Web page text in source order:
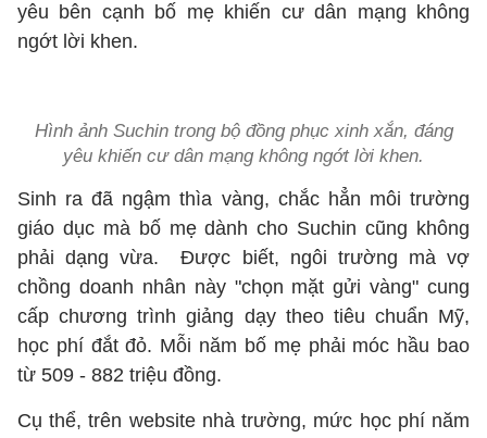
yêu bên cạnh bố mẹ khiến cư dân mạng không
ngớt lời khen.
Hình ảnh Suchin trong bộ đồng phục xinh xắn, đáng
yêu khiến cư dân mạng không ngớt lời khen.
Sinh ra đã ngậm thìa vàng, chắc hẳn môi trường
giáo dục mà bố mẹ dành cho Suchin cũng không
phải dạng vừa. Được biết, ngôi trường mà vợ
chồng doanh nhân này "chọn mặt gửi vàng" cung
cấp chương trình giảng dạy theo tiêu chuẩn Mỹ,
học phí đắt đỏ. Mỗi năm bố mẹ phải móc hầu bao
từ 509 - 882 triệu đồng.
Cụ thể, trên website nhà trường, mức học phí năm